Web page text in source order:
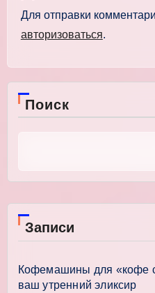
Для отправки
авторизоваться.
Поиск
Записи
Кофемашины для «кофе с
ваш утренний эликсир